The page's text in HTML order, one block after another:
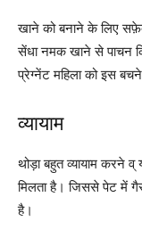
खाने को बनाने के लिए
सेंधा नमक खाने से पाचन
प्रेग्नेंट महिला को इस
व्यायाम
थोड़ा बहुत व्यायाम करने
मिलता है। जिससे पेट में
है।